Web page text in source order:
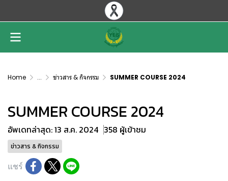
Home ... ข่าวสาร & กิจกรรม SUMMER COURSE 2024
SUMMER COURSE 2024
อัพเดทล่าสุด: 13 ส.ค. 2024 358 ผู้เข้าชม
ข่าวสาร & กิจกรรม
แชร์